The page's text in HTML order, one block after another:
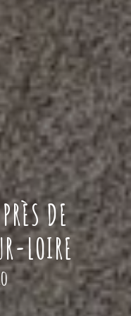
DE
LOIRE